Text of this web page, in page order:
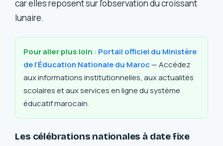
car elles reposent sur l’observation du croissant
lunaire.
Pour aller plus loin : Portail officiel du Ministère
de l’Éducation Nationale du Maroc— Accédez
aux informations institutionnelles, aux actualités
scolaires et aux services en ligne du système
éducatif marocain.
Les célébrations nationales à date fixe